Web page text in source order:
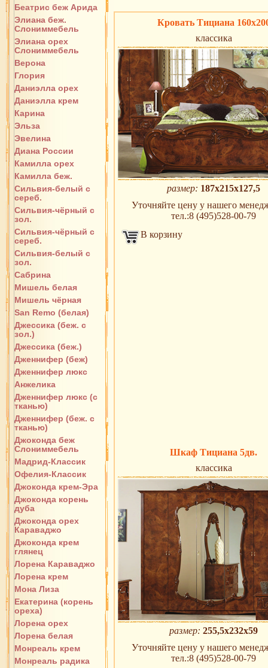
Беатрис беж Арида
Элиана беж.
Слониммебель
Элиана орех
Слониммебель
Верона
Глория
Даниэлла орех
Даниэлла крем
Карина
Эльза
Эвелина
Диана России
Камилла орех
Камилла беж.
Сильвия-белый с
сереб.
Сильвия-чёрный с
зол.
Сильвия-чёрный с
сереб.
Сильвия-белый с
зол.
Сабрина
Мишель белая
Мишель чёрная
San Remo (белая)
Джессика (беж. с
зол.)
Джессика (беж.)
Дженнифер (беж)
Дженнифер люкс
Анжелика
Дженнифер люкс (с
тканью)
Дженнифер (беж. с
тканью)
Джоконда беж
Слониммебель
Мадрид-Классик
Офелия-Классик
Джоконда крем-Эра
Джоконда корень
дуба
Джоконда орех
Караваджо
Джоконда крем
глянец
Лорена Караваджо
Лорена крем
Мона Лиза
Екатерина (корень
ореха)
Лорена орех
Лорена белая
Монреаль крем
Монреаль радика
Кровать Тициана
классика
размер: 187х215х127,5
Уточняйте цену у нашего
тел.:8 (495)528-00-79
В корзину
Шкаф Тициана 5дв.
классика
размер: 255,5х232х59
Уточняйте цену у нашего
тел.:8 (495)528-00-79